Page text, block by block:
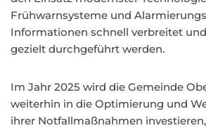
Frühwarnsysteme und
Informationen schnell verbreitet
gezielt durchgeführt werden.
Im Jahr 2025 wird die Gemeinde
weiterhin in die Optimierung und
ihrer Notfallmaßnahmen